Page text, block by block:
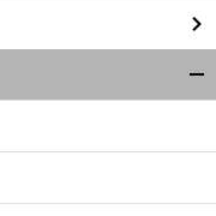
い
ウ
ィ
ン
ウ
開